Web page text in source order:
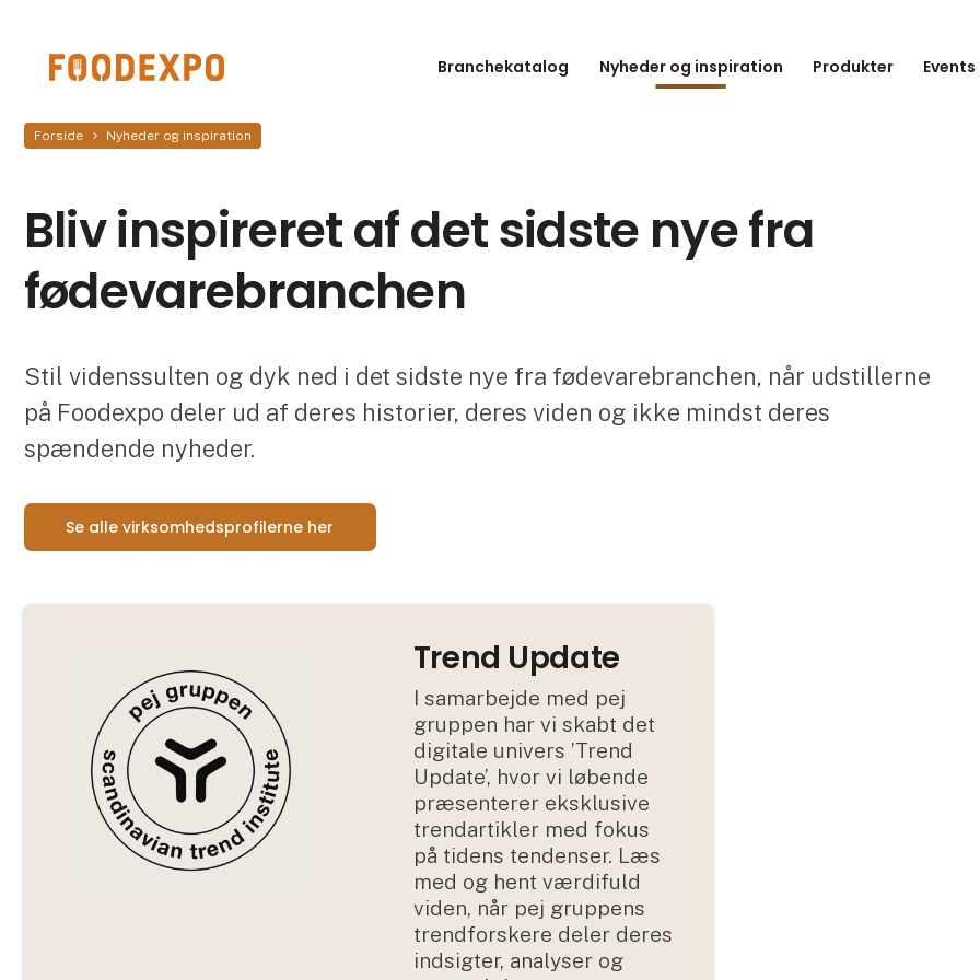
Branchekatalog Nyheder og inspiration Produkter
Forside Nyheder og inspiration
Bliv inspireret af det sidste nye fra
fødevarebranchen
Stil videnssulten og dyk ned i det sidste nye fra fødevarebranchen, når udstillerne
på Foodexpo deler ud af deres historier, deres viden og ikke mindst deres
spændende nyheder.
Se alle virksomhedsprofilerne her
Trend Update
I samarbejde med pej
gruppen har vi skabt det
digitale univers ’Trend
Update’, hvor vi løbende
præsenterer eksklusive
trendartikler med fokus
på tidens tendenser. Læs
med og hent værdifuld
viden, når pej gruppens
trendforskere deler deres
indsigter, analyser og